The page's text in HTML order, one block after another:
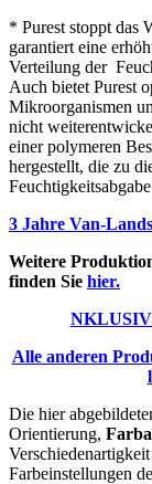
* Purest stoppt das
garantiert eine
Verteilung der
Auch bietet Purest
Mikroorganismen
nicht
einer polymeren
hergestellt, die zu
3 Jahre Van-
Weitere
finden Sie hier.
Alle anderen
Die hier
Orientierung,
Farbeinstellungen